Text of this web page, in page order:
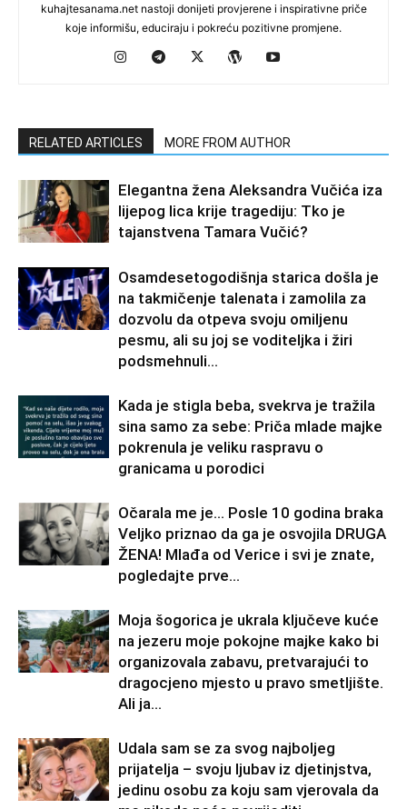
kuhajtesanama.net nastoji donijeti provjerene i inspirativne priče
koje informišu, educiraju i pokreću pozitivne promjene.
RELATED ARTICLES MORE FROM AUTHOR
Elegantna žena Aleksandra Vučića iza
lijepog lica krije tragediju: Tko je
tajanstvena Tamara Vučić?
Osamdesetogodišnja starica došla je
na takmičenje talenata i zamolila za
dozvolu da otpeva svoju omiljenu
pesmu, ali su joj se voditeljka i žiri
podsmehnuli...
Kada je stigla beba, svekrva je tražila
sina samo za sebe: Priča mlade majke
pokrenula je veliku raspravu o
granicama u porodici
Očarala me je… Posle 10 godina braka
Veljko priznao da ga je osvojila DRUGA
ŽENA! Mlađa od Verice i svi je znate,
pogledajte prve...
Moja šogorica je ukrala ključeve kuće
na jezeru moje pokojne majke kako bi
organizovala zabavu, pretvarajući to
dragocjeno mjesto u pravo smetljište.
Ali ja...
Udala sam se za svog najboljeg
prijatelja – svoju ljubav iz djetinjstva,
jedinu osobu za koju sam vjerovala da